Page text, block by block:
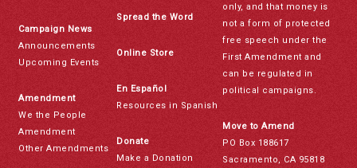
Campaign News
Announcements
Upcoming Events
Amendment
We the People
Amendment
Other Amendments
Spread the Word
Online Store
En Español
Resources in Spanish
Donate
Make a Donation
only, and that money is
not a form of protected
free speech under the
First Amendment and
can be regulated in
political campaigns.
Move to Amend
PO Box 188617
Sacramento, CA 95818